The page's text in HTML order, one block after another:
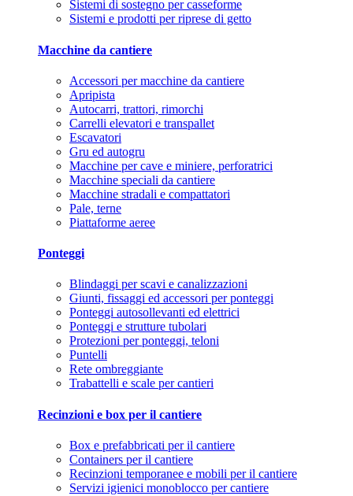
Sistemi di sostegno per casseforme
Sistemi e prodotti per riprese di getto
Macchine da cantiere
Accessori per macchine da cantiere
Apripista
Autocarri, trattori, rimorchi
Carrelli elevatori e transpallet
Escavatori
Gru ed autogru
Macchine per cave e miniere, perforatrici
Macchine speciali da cantiere
Macchine stradali e compattatori
Pale, terne
Piattaforme aeree
Ponteggi
Blindaggi per scavi e canalizzazioni
Giunti, fissaggi ed accessori per ponteggi
Ponteggi autosollevanti ed elettrici
Ponteggi e strutture tubolari
Protezioni per ponteggi, teloni
Puntelli
Rete ombreggiante
Trabattelli e scale per cantieri
Recinzioni e box per il cantiere
Box e prefabbricati per il cantiere
Containers per il cantiere
Recinzioni temporanee e mobili per il cantiere
Servizi igienici monoblocco per cantiere